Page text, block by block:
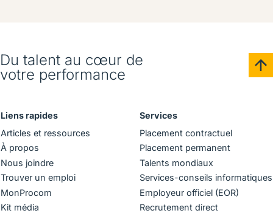
Du talent au cœur de
votre performance
Liens rapides
Articles et ressources
À propos
Nous joindre
Trouver un emploi
MonProcom
Kit média
Services
Placement contractuel
Placement permanent
Talents mondiaux
Services-conseils informatiques
Employeur officiel (EOR)
Recrutement direct